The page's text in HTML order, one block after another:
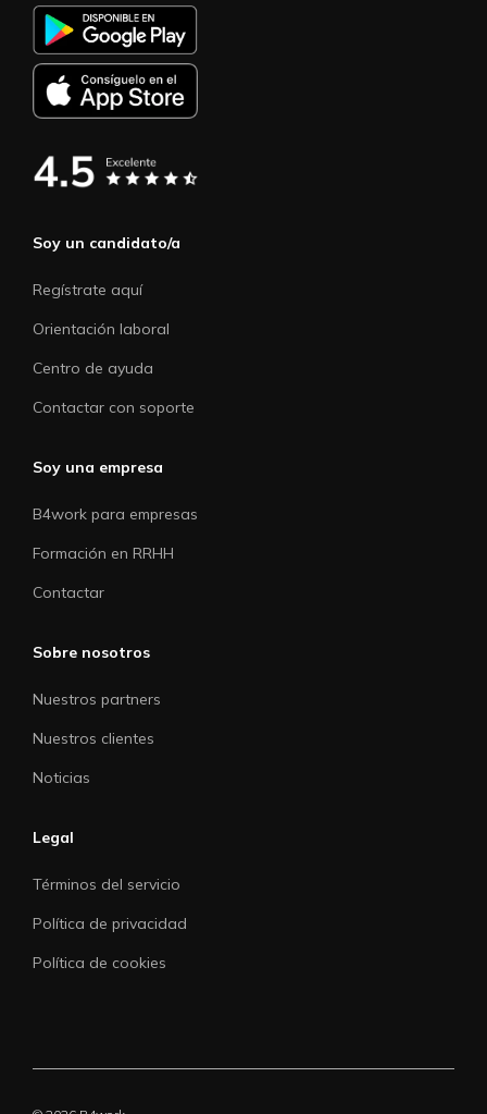
Soy un candidato/a
Regístrate aquí
Orientación laboral
Centro de ayuda
Contactar con soporte
Soy una empresa
B4work para empresas
Formación en RRHH
Contactar
Sobre nosotros
Nuestros partners
Nuestros clientes
Noticias
Legal
Términos del servicio
Política de privacidad
Política de cookies